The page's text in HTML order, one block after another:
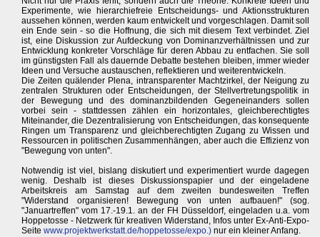
Experimente, wie hierarchiefreie Entscheidungs- und Aktionsstrukturen
aussehen können, werden kaum entwickelt und vorgeschlagen. Damit soll
ein Ende sein - so die Hoffnung, die sich mit diesem Text verbindet. Ziel
ist, eine Diskussion zur Aufdeckung von Dominanzverhältnissen und zur
Entwicklung konkreter Vorschläge für deren Abbau zu entfachen. Sie soll
im günstigsten Fall als dauernde Debatte bestehen bleiben, immer wieder
Ideen und Versuche austauschen, reflektieren und weiterentwickeln.
Die Zeiten quälender Plena, intransparenter Machtzirkel, der Neigung zu
zentralen Strukturen oder Entscheidungen, der Stellvertretungspolitik in
der Bewegung und des dominanzbildenden Gegeneinanders sollen
vorbei sein - stattdessen zählen ein horizontales, gleichberechtigtes
Miteinander, die Dezentralisierung von Entscheidungen, das konsequente
Ringen um Transparenz und gleichberechtigten Zugang zu Wissen und
Ressourcen in politischen Zusammenhängen, aber auch die Effizienz von
"Bewegung von unten".
Notwendig ist viel, bislang diskutiert und experimentiert wurde dagegen
wenig. Deshalb ist dieses Diskussionspapier und der eingeladene
Arbeitskreis am Samstag auf dem zweiten bundesweiten Treffen
"Widerstand organisieren! Bewegung von unten aufbauen!" (sog.
"Januartreffen" vom 17.-19.1. an der FH Düsseldorf, eingeladen u.a. vom
Hoppetosse - Netzwerk für kreativen Widerstand, Infos unter Ex-Anti-Expo-
Seite www.projektwerkstatt.de/hoppetosse/expo.) nur ein kleiner Anfang.